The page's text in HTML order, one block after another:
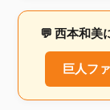
💬 西本和美
巨人フ